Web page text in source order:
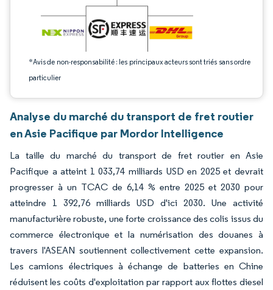
*Avis de non-responsabilité : les principaux acteurs sont triés sans ordre
particulier
Analyse du marché du transport de fret routier
en Asie Pacifique par Mordor Intelligence
La taille du marché du transport de fret routier en Asie
Pacifique a atteint 1 033,74 milliards USD en 2025 et devrait
progresser à un TCAC de 6,14 % entre 2025 et 2030 pour
atteindre 1 392,76 milliards USD d'ici 2030. Une activité
manufacturière robuste, une forte croissance des colis issus du
commerce électronique et la numérisation des douanes à
travers l'ASEAN soutiennent collectivement cette expansion.
Les camions électriques à échange de batteries en Chine
réduisent les coûts d'exploitation par rapport aux flottes diesel